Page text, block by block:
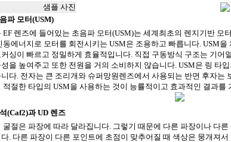
샘플 사진
파 모터(USM)
EF 렌즈에 들어있는 초음파 모터(USM)는 세계최초의 렌지기반 모
동에너지로 모터를 회전시키는 USM은 조용하고 빠릅니다. USM
싱이 빠르고 정밀하게 효율적입니다. 직접 구동방식 구조는 기어
을 높여주고 또한 전원을 거의 소비하지 않습니다. USM은 링 타
다. 전자는 큰 조리개와 슈퍼망원렌즈에서 사용되는 반면 후자는
적절한 타입의 USM을 사용하는 것이 능률적이고 효과적인 결과를
(Caf2)과 UD 렌즈
굴절은 파장에 따라 달라집니다. 그렇기 때문에 다른 파장이나 다
. 다른 파장이 다른 포인트에 초점이 맞추어질 때 색상은 뭉개져